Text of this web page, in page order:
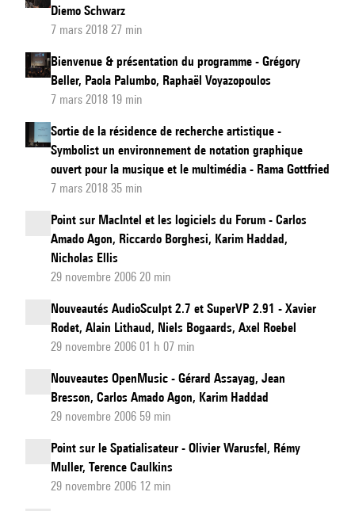
Diemo Schwarz
7 mars 2018 27 min
Bienvenue & présentation du programme - Grégory
Beller, Paola Palumbo, Raphaël Voyazopoulos
7 mars 2018 19 min
Sortie de la résidence de recherche artistique -
Symbolist un environnement de notation graphique
ouvert pour la musique et le multimédia - Rama Gottfried
7 mars 2018 35 min
Point sur MacIntel et les logiciels du Forum - Carlos
Amado Agon, Riccardo Borghesi, Karim Haddad,
Nicholas Ellis
29 novembre 2006 20 min
Nouveautés AudioSculpt 2.7 et SuperVP 2.91 - Xavier
Rodet, Alain Lithaud, Niels Bogaards, Axel Roebel
29 novembre 2006 01 h 07 min
Nouveautes OpenMusic - Gérard Assayag, Jean
Bresson, Carlos Amado Agon, Karim Haddad
29 novembre 2006 59 min
Point sur le Spatialisateur - Olivier Warusfel, Rémy
Muller, Terence Caulkins
29 novembre 2006 12 min